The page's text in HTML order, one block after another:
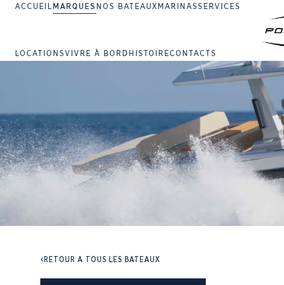
RETOUR À TOUS LES BATEAUX
ACCUEIL MARQUES NOS BATEAUX MARINASSERVICES
LOCATIONSVIVRE À BORD HISTOIRECONTACTS